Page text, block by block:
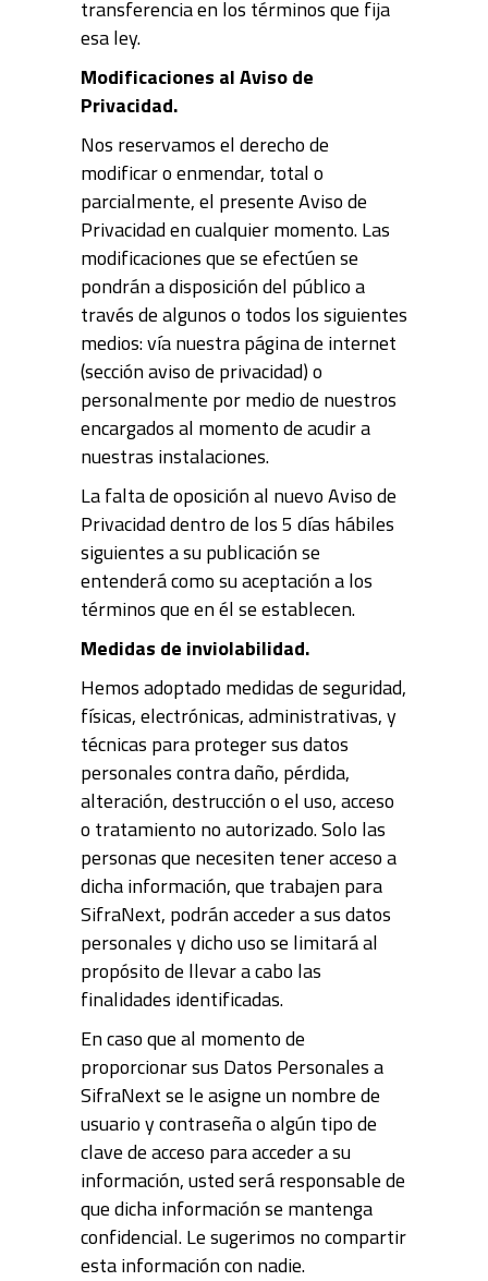
transferencia en los términos que fija
esa ley.
Modificaciones al Aviso de
Privacidad.
Nos reservamos el derecho de
modificar o enmendar, total o
parcialmente, el presente Aviso de
Privacidad en cualquier momento. Las
modificaciones que se efectúen se
pondrán a disposición del público a
través de algunos o todos los siguientes
medios: vía nuestra página de internet
(sección aviso de privacidad) o
personalmente por medio de nuestros
encargados al momento de acudir a
nuestras instalaciones.
La falta de oposición al nuevo Aviso de
Privacidad dentro de los 5 días hábiles
siguientes a su publicación se
entenderá como su aceptación a los
términos que en él se establecen.
Medidas de inviolabilidad.
Hemos adoptado medidas de seguridad,
físicas, electrónicas, administrativas, y
técnicas para proteger sus datos
personales contra daño, pérdida,
alteración, destrucción o el uso, acceso
o tratamiento no autorizado. Solo las
personas que necesiten tener acceso a
dicha información, que trabajen para
SifraNext, podrán acceder a sus datos
personales y dicho uso se limitará al
propósito de llevar a cabo las
finalidades identificadas.
En caso que al momento de
proporcionar sus Datos Personales a
SifraNext se le asigne un nombre de
usuario y contraseña o algún tipo de
clave de acceso para acceder a su
información, usted será responsable de
que dicha información se mantenga
confidencial. Le sugerimos no compartir
esta información con nadie.